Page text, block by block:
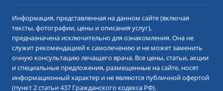
Информация, представленная на данном сайте (включая
тексты, фотографии, цены и описания услуг),
предназначена исключительно для ознакомления. Она не
служит рекомендацией к самолечению и не может заменить
очную консультацию лечащего врача. Все цены, статьи, акции
и специальные предложения, размещенные на сайте, носят
информационный характер и не являются публичной офертой
(пункт 2 статьи 437 Гражданского кодекса РФ).